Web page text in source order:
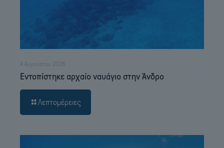
4 Αυγούστου 2026
Εντοπίστηκε αρχαίο ναυάγιο στην Άνδρο
Λεπτομέρειες